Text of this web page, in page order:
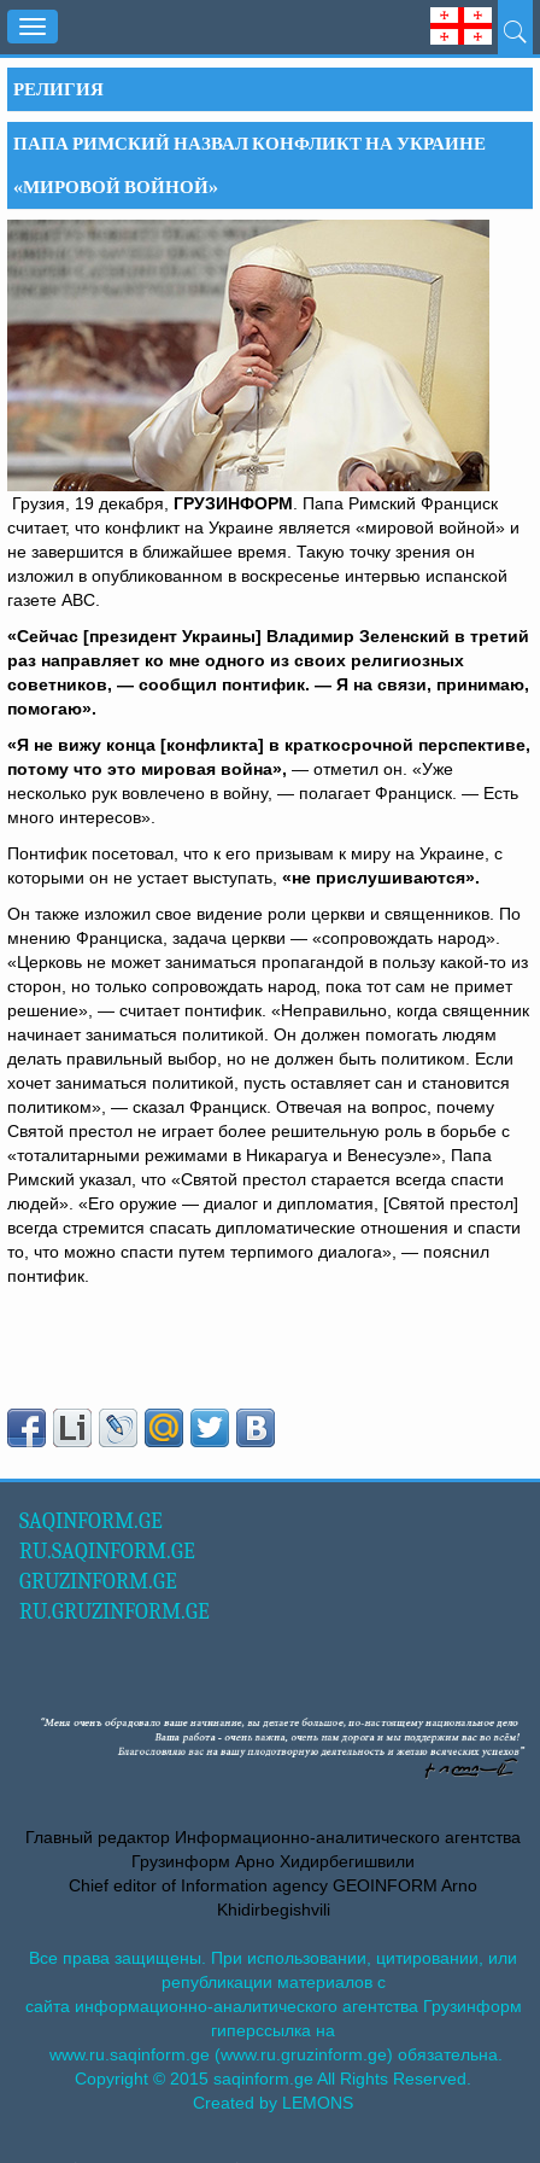
Toggle
navigation
РЕЛИГИЯ
ПАПА РИМСКИЙ НАЗВАЛ КОНФЛИКТ НА УКРАИНЕ
«МИРОВОЙ ВОЙНОЙ»
Грузия, 19 декабря, ГРУЗИНФОРМ . Папа Римский Франциск
считает, что конфликт на Украине является «мировой войной» и
не завершится в ближайшее время. Такую точку зрения он
изложил в опубликованном в воскресенье интервью испанской
газете ABC.
«Сейчас [президент Украины] Владимир Зеленский в третий
раз направляет ко мне одного из своих религиозных
советников, — сообщил понтифик. — Я на связи, принимаю,
помогаю».
«Я не вижу конца [конфликта] в краткосрочной перспективе,
потому что это мировая война», — отметил он. «Уже
несколько рук вовлечено в войну, — полагает Франциск. — Есть
много интересов».
Понтифик посетовал, что к его призывам к миру на Украине, с
которыми он не устает выступать, «не прислушиваются».
Он также изложил свое видение роли церкви и священников. По
мнению Франциска, задача церкви — «сопровождать народ».
«Церковь не может заниматься пропагандой в пользу какой-то из
сторон, но только сопровождать народ, пока тот сам не примет
решение», — считает понтифик. «Неправильно, когда священник
начинает заниматься политикой. Он должен помогать людям
делать правильный выбор, но не должен быть политиком. Если
хочет заниматься политикой, пусть оставляет сан и становится
политиком», — сказал Франциск. Отвечая на вопрос, почему
Святой престол не играет более решительную роль в борьбе с
«тоталитарными режимами в Никарагуа и Венесуэле», Папа
Римский указал, что «Святой престол старается всегда спасти
людей». «Его оружие — диалог и дипломатия, [Святой престол]
всегда стремится спасать дипломатические отношения и спасти
то, что можно спасти путем терпимого диалога», — пояснил
понтифик.
SAQINFORM.GE
RU.SAQINFORM.GE
GRUZINFORM.GE
RU.GRUZINFORM.GE
Главный редактор Информационно-аналитического агентства
Грузинформ Арно Хидирбегишвили
Chief editor of Information agency GEOINFORM Arno
Khidirbegishvili
Все права защищены. При использовании, цитировании, или
републикации материалов с
сайта информационно-аналитического агентства Грузинформ
гиперссылка на
www.ru.saqinform.ge (www.ru.gruzinform.ge) обязательна.
Copyright © 2015 saqinform.ge All Rights Reserved.
Created by LEMONS